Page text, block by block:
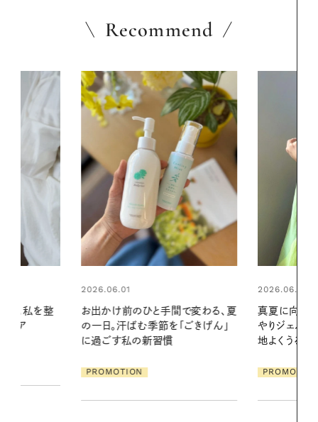
Recommend
変わる、夏
ごきげん」
2026.06.01
真夏に向けて、ハーブが香るひん
やりジェルと出合う。暑い季節に心
地よくうるおう、軽やかなボディケ
PROMOTION
2026.07.21
リーとの重